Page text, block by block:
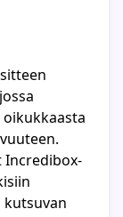
Incredibox-
kutsuvan